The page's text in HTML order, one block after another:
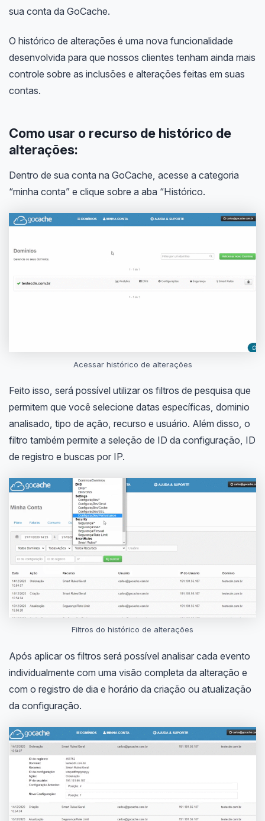
sua conta da GoCache.
O histórico de alterações é uma nova funcionalidade
desenvolvida para que nossos clientes tenham ainda mais
controle sobre as inclusões e alterações feitas em suas
contas.
Como usar o recurso de histórico de
alterações:
Dentro de sua conta na GoCache, acesse a categoria
“minha conta” e clique sobre a aba “Histórico.
Acessar histórico de alterações
Feito isso, será possível utilizar os filtros de pesquisa que
permitem que você selecione datas específicas, dominio
analisado, tipo de ação, recurso e usuário. Além disso, o
filtro também permite a seleção de ID da configuração, ID
de registro e buscas por IP.
Filtros do histórico de alterações
Após aplicar os filtros será possível analisar cada evento
individualmente com uma visão completa da alteração e
com o registro de dia e horário da criação ou atualização
da configuração.